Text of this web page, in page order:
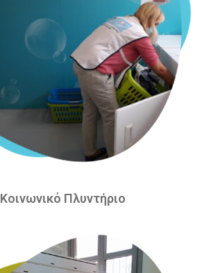
Κοινωνικό Πλυντήριο